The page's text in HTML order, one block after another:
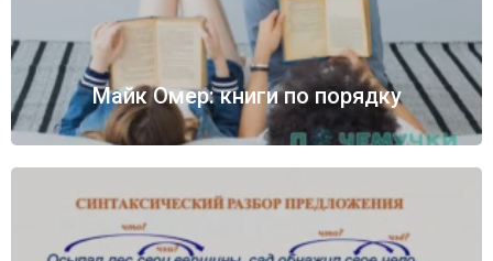
Майк Омер: книги по порядку